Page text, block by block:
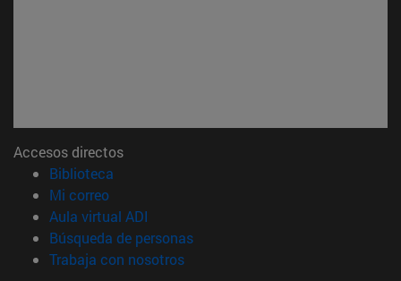
Accesos directos
Biblioteca
Mi correo(abre en nueva ventana)
Aula virtual ADI
Búsqueda de personas(abre en nueva ventana)
Trabaja con nosotros(abre en nueva ventana)